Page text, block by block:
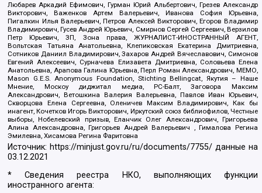
Любарев Аркадий Ефимович, Гурман Юрий Альбертович, Грезев Александр
Викторович, Важенков Артем Валерьевич, Иванова София Юрьевна,
Пигалкин Илья Валерьевич, Петров Алексей Викторович, Егоров Владимир
Владимирович, Гусев Андрей Юрьевич, Смирнов Сергей Сергеевич, Верзилов
Петр Юрьевич, ЗП, Зона права, ЖУРНАЛИСТ-ИНОСТРАННЫЙ АГЕНТ,
Вольтская Татьяна Анатольевна, Клепиковская Екатерина Дмитриевна,
Сотников Даниил Владимирович, Захаров Андрей Вячеславович, Симонов
Евгений Алексеевич, Сурначева Елизавета Дмитриевна, Соловьева Елена
Анатольевна, Арапова Галина Юрьевна, Перл Роман Александрович, МЕМО,
Mason G.E.S. Anonymous Foundation, Stichting Bellingcat, Якутия – Наше
Мнение, Москоу диджитал медиа, РС-Балт, Заговора Максим
Александрович, Ветошкина Валерия Валерьевна, Павлов Иван Юрьевич,
Скворцова Елена Сергеевна, Оленичев Максим Владимирович, Как бы
инагент, Кочетков Игорь Викторович, Иркутский союз библиофилов, Честные
выборы, Нобелевский призыв, Еланчик Олег Александрович, Григорьева
Алина Александровна, Григорьев Андрей Валерьевич , Гималова Регина
Эмилевна, Хисамова Регина Фаритовна
Источник: https://minjust.gov.ru/ru/documents/7755/ данные на
03.12.2021
* Сведения реестра НКО, выполняющих функции
иностранного агента: